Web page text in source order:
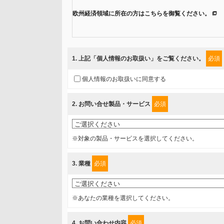
欧州経済領域に所在の方はこちらを御覧ください。
ご入力頂いたお客様の情報は、個人情報保護方針に則
得たいと存じますので、宜しくお願い申し上げます。
富士ソフト株式会社
個人情報保護管理担当役員
〒231-8008 神奈川県横浜市中区桜木町1-1
1. 上記「個人情報のお取扱い」をご覧ください。 必須
個人情報のお取扱いに同意する
2. お問い合せ製品・サービス 必須
※対象の製品・サービスを選択してください。
3. 業種 必須
※あなたの業種を選択してください。